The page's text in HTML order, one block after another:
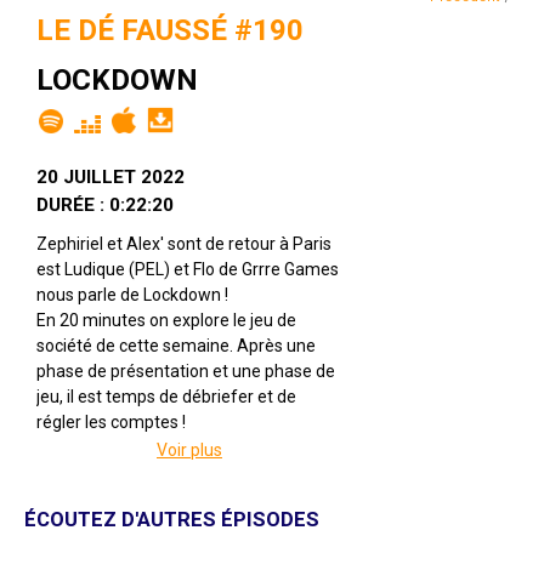
LE DÉ FAUSSÉ #190
LOCKDOWN
20 JUILLET 2022
DURÉE : 0:22:20
Zephiriel et Alex' sont de retour à Paris
est Ludique (PEL) et Flo de Grrre Games
nous parle de Lockdown !
En 20 minutes on explore le jeu de
société de cette semaine. Après une
phase de présentation et une phase de
jeu, il est temps de débriefer et de
régler les comptes !
Illustré par Vincent Lefèvre
Voir plus
ÉCOUTEZ D'AUTRES ÉPISODES